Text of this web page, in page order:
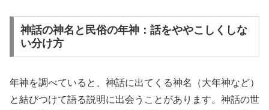
神話の神名と民俗の年神：話をややこしくしな
い分け方
年神を調べていると、神話に出てくる神名（大年神など）
と結びつけて語る説明に出会うことがあります。神話の世